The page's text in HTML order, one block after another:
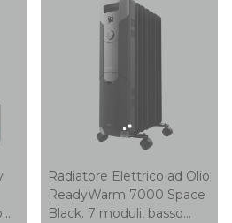
Radiatore Elettrico ad Olio
ReadyWarm 7000 Space
Black. 7 moduli, basso